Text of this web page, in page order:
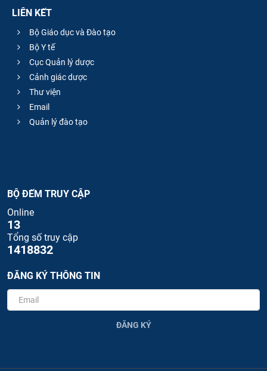
LIÊN KẾT
Bộ Giáo dục và Đào tạo
Bộ Y tế
Cục Quản lý dược
Cảnh giác dược
Thư viện
Email
Quản lý đào tạo
BỘ ĐẾM TRUY CẬP
Online
13
Tổng số truy cập
1418832
ĐĂNG KÝ THÔNG TIN
ĐĂNG KÝ